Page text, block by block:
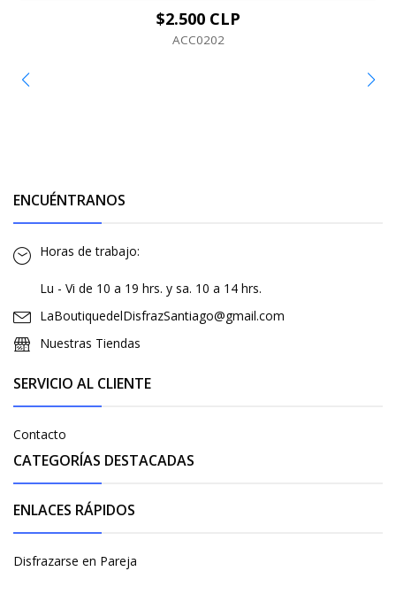
$2.500 CLP
ACC0202
ENCUÉNTRANOS
Horas de trabajo:
Lu - Vi de 10 a 19 hrs. y sa. 10 a 14 hrs.
LaBoutiquedelDisfrazSantiago@gmail.com
Nuestras Tiendas
SERVICIO AL CLIENTE
Contacto
CATEGORÍAS DESTACADAS
ENLACES RÁPIDOS
Disfrazarse en Pareja